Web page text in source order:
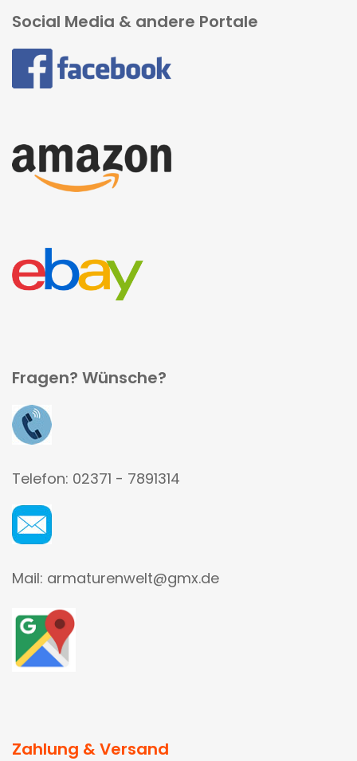
Social Media & andere Portale
Fragen? Wünsche?
Telefon: 02371 - 7891314
Mail: armaturenwelt@gmx.de
Zahlung & Versand